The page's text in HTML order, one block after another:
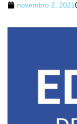
novembro 2, 2021